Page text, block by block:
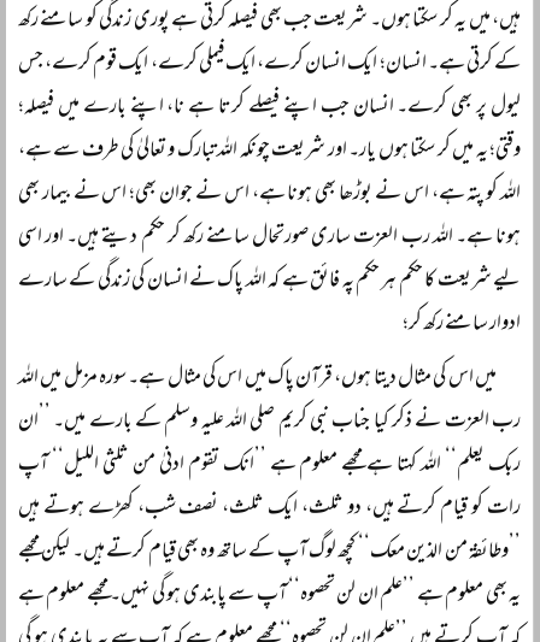
ہیں، میں یہ کر سکتا ہوں۔ شریعت جب بھی فیصلہ کرتی ہے پوری زندگی کو سامنے رکھ
کے کرتی ہے۔ انسان؛ ایک انسان کرے، ایک فیملی کرے، ایک قوم کرے، جس
لیول پر بھی کرے۔ انسان جب اپنے فیصلے کرتا ہے نا، اپنے بارے میں فیصلہ؛
وقتی؛ یہ میں کر سکتا ہوں یار۔ اور شریعت چونکہ اللہ تبارک و تعالیٰ کی طرف سے ہے،
اللہ کو پتہ ہے، اس نے بوڑھا بھی ہونا ہے، اس نے جوان بھی؛ اس نے بیمار بھی
ہونا ہے۔ اللہ رب العزت ساری صورتحال سامنے رکھ کر حکم دیتے ہیں۔ اور اسی
لیے شریعت کا حکم ہر حکم پہ فائق ہے کہ اللہ پاک نے انسان کی زندگی کے سارے
ادوار سامنے رکھ کر؛
میں اس کی مثال دیتا ہوں، قرآن پاک میں اس کی مثال ہے۔ سورہ مزمل میں اللہ
رب العزت نے ذکر کیا جناب نبی کریم صلی اللہ علیہ وسلم کے بارے میں۔ ’’ان
ربک یعلم‘‘ اللہ کہتا ہے مجھے معلوم ہے ’’انک تقوم ادنیٰ من ثلثی اللیل‘‘ آپ
رات کو قیام کرتے ہیں، دو ثلث، ایک ثلث، نصف شب، کھڑے ہوتے ہیں
’’وطائفۃ من الذین معک‘‘ کچھ لوگ آپ کے ساتھ وہ بھی قیام کرتے ہیں۔ لیکن مجھے
یہ بھی معلوم ہے ’’علم ان لن تحصوہ‘‘ آپ سے پابندی ہو گی نہیں۔ مجھے معلوم ہے